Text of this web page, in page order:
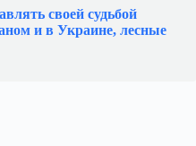
своей судьбой
и в Украине, лесные